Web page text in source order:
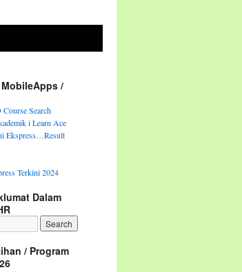
/
Search
i Learn Ace
Ekspress…Result
Terkini 2024
Dalam
/ Program